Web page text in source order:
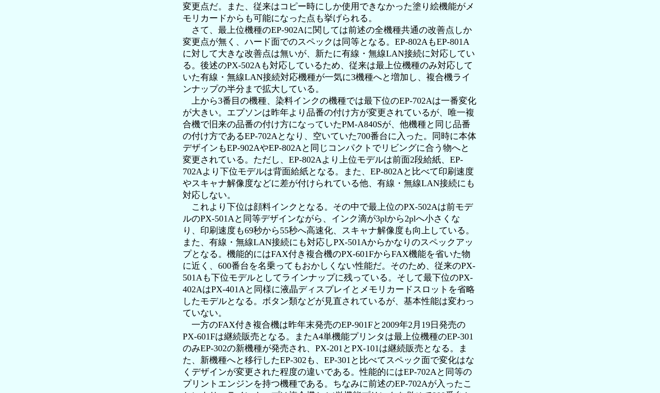
変更点だ。また、従来はコピー時にしか使用できなかった塗り絵機能がメ
モリカードからも可能になった点も挙げられる。
さて、最上位機種のEP-902Aに関しては前述の全機種共通の改善点しか
変更点が無く、ハード面でのスペックは同等となる。EP-802AもEP-801A
に対して大きな改善点は無いが、新たに有線・無線LAN接続に対応してい
る。後述のPX-502Aも対応しているため、従来は最上位機種のみ対応して
いた有線・無線LAN接続対応機種が一気に3機種へと増加し、複合機ライ
ンナップの半分まで拡大している。
上から3番目の機種、染料インクの機種では最下位のEP-702Aは一番変化
が大きい。エプソンは昨年より品番の付け方が変更されているが、唯一複
合機で旧来の品番の付け方になっていたPM-A840Sが、他機種と同じ品番
の付け方であるEP-702Aとなり、空いていた700番台に入った。同時に本体
デザインもEP-902AやEP-802Aと同じコンパクトでリビングに合う物へと
変更されている。ただし、EP-802Aより上位モデルは前面2段給紙、EP-
702Aより下位モデルは背面給紙となる。また、EP-802Aと比べて印刷速度
やスキャナ解像度などに差が付けられている他、有線・無線LAN接続にも
対応しない。
これより下位は顔料インクとなる。その中で最上位のPX-502Aは前モデ
ルのPX-501Aと同等デザインながら、インク滴が3plから2plへ小さくな
り、印刷速度も69秒から55秒へ高速化、スキャナ解像度も向上している。
また、有線・無線LAN接続にも対応しPX-501Aからかなりのスペックアッ
プとなる。機能的にはFAX付き複合機のPX-601FからFAX機能を省いた物
に近く、600番台を名乗ってもおかしくない性能だ。そのため、従来のPX-
501Aも下位モデルとしてラインナップに残っている。そして最下位のPX-
402AはPX-401Aと同様に液晶ディスプレイとメモリカードスロットを省略
したモデルとなる。ボタン類などが見直されているが、基本性能は変わっ
ていない。
一方のFAX付き複合機は昨年末発売のEP-901Fと2009年2月19日発売の
PX-601Fは継続販売となる。またA4単機能プリンタは最上位機種のEP-301
のみEP-302の新機種が発売され、PX-201とPX-101は継続販売となる。ま
た、新機種へと移行したEP-302も、EP-301と比べてスペック面で変化はな
くデザインが変更された程度の違いである。性能的にはEP-702Aと同等の
プリントエンジンを持つ機種である。ちなみに前述のEP-702Aが入ったこ